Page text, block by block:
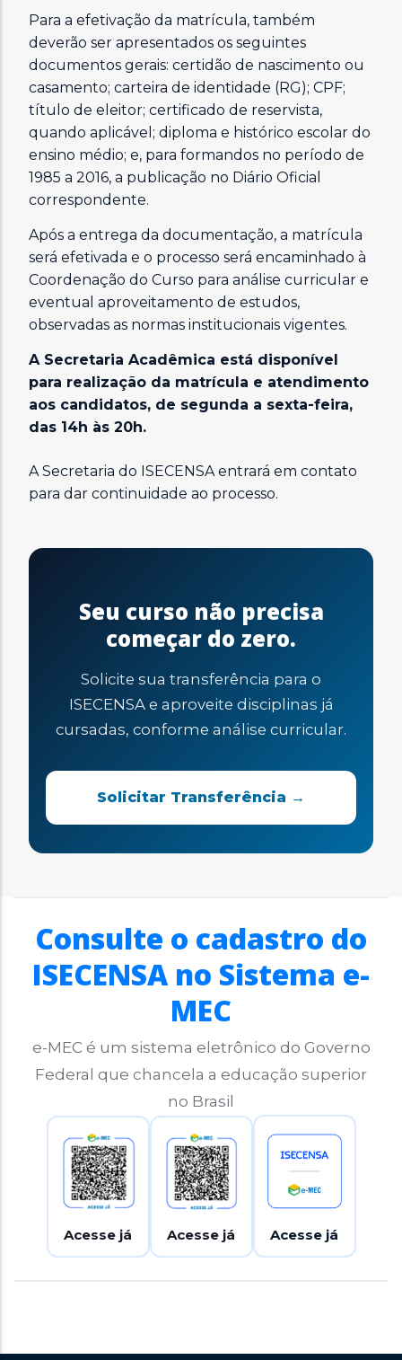
Para a efetivação da matrícula, também
deverão ser apresentados os seguintes
documentos gerais: certidão de nascimento ou
casamento; carteira de identidade (RG); CPF;
título de eleitor; certificado de reservista,
quando aplicável; diploma e histórico escolar do
ensino médio; e, para formandos no período de
1985 a 2016, a publicação no Diário Oficial
correspondente.
Após a entrega da documentação, a matrícula
será efetivada e o processo será encaminhado à
Coordenação do Curso para análise curricular e
eventual aproveitamento de estudos,
observadas as normas institucionais vigentes.
A Secretaria Acadêmica está disponível
para realização da matrícula e atendimento
aos candidatos, de segunda a sexta-feira,
das 14h às 20h.
A Secretaria do ISECENSA entrará em contato
para dar continuidade ao processo.
Seu curso não precisa
começar do zero.
Solicite sua transferência para o
ISECENSA e aproveite disciplinas já
cursadas, conforme análise curricular.
Solicitar Transferência →
Consulte o cadastro do
ISECENSA no Sistema e-
MEC
e-MEC é um sistema eletrônico do Governo
Federal que chancela a educação superior
no Brasil
Acesse já Acesse já Acesse já